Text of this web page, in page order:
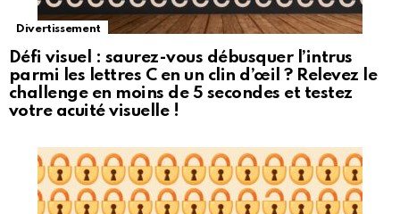
Divertissement
Défi visuel : saurez-vous débusquer l’intrus
parmi les lettres C en un clin d’œil ? Relevez le
challenge en moins de 5 secondes et testez
votre acuité visuelle !